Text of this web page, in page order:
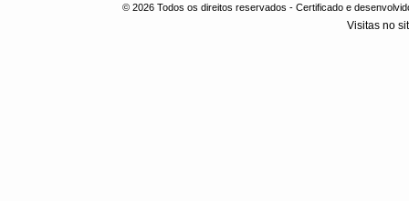
© 2026 Todos os direitos reservados - Certificado e
Visitas no